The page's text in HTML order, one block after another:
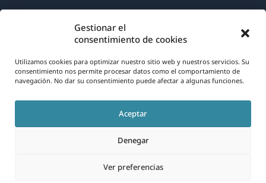
Gestionar el
consentimiento de cookies
Utilizamos cookies para optimizar nuestro sitio web y nuestros servicios. Su
consentimiento nos permite procesar datos como el comportamiento de
navegación. No dar su consentimiento puede afectar a algunas funciones.
Aceptar
Denegar
Ver preferencias
Español
RGPD y Política de Privacidad
Únete a nuestro equipo(se
abre
nueva
(se
abre
en
una
nueva
(se
abre
en
una
nueva
(se
abre
una